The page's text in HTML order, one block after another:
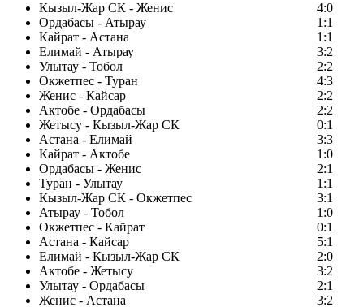
Кызыл-Жар СК - Женис
4:0
Ордабасы - Атырау
1:1
Кайрат - Астана
1:1
Елимай - Атырау
3:2
Улытау - Тобол
2:2
Окжетпес - Туран
4:3
Женис - Кайсар
2:2
Актобе - Ордабасы
2:2
Жетысу - Кызыл-Жар СК
0:1
Астана - Елимай
3:3
Кайрат - Актобе
1:0
Ордабасы - Женис
2:1
Туран - Улытау
1:1
Кызыл-Жар СК - Окжетпес
3:1
Атырау - Тобол
1:0
Окжетпес - Кайрат
0:1
Астана - Кайсар
5:1
Елимай - Кызыл-Жар СК
2:0
Актобе - Жетысу
3:2
Улытау - Ордабасы
2:1
Женис - Астана
3:2